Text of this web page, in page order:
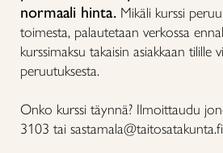
normaali hinta. Mikäli kurssi
toimesta, palautetaan verkossa
kurssimaksu takaisin asiakkaan tilille
peruutuksesta.
Onko kurssi täynnä? Ilmoittaudu
3103 tai sastamala@taitosatakunta.fi